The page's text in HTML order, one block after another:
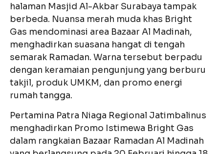
halaman Masjid Al-Akbar Surabaya tampak
berbeda. Nuansa merah muda khas Bright
Gas mendominasi area Bazaar Al Madinah,
menghadirkan suasana hangat di tengah
semarak Ramadan. Warna tersebut berpadu
dengan keramaian pengunjung yang berburu
takjil, produk UMKM, dan promo energi
rumah tangga.
Pertamina Patra Niaga Regional Jatimbalinus
menghadirkan Promo Istimewa Bright Gas
dalam rangkaian Bazaar Ramadan Al Madinah